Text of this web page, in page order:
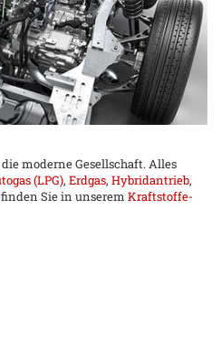
moderne Gesellschaft. Alles
(LPG), Erdgas, Hybridantrieb,
finden Sie in unserem Kraftstoffe-